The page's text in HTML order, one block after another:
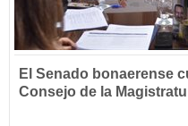
El Senado bonaerense
Consejo de la